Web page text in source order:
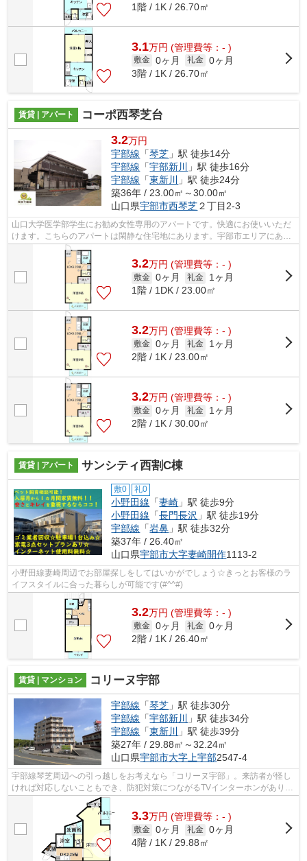
1階 / 1K / 26.70㎡
3.1万円 (管理費等：- )
敷金 0ヶ月 礼金 0ヶ月
3階 / 1K / 26.70㎡
賃貸 | アパート コーポ西琴芝台
3.2万円
宇部線 「琴芝 」駅 徒歩14分
宇部線 「宇部新川
」駅 徒歩16分
宇部線 「東新川
」駅 徒歩24分
築36年 / 23.00㎡～30.00㎡
山口県宇部市西琴芝２丁目2-3
山口大学医学部学生にお勧め女性専用のアパートです。快適にお使いいただ
けます。こちらのアパートは閑静な住宅地にあります。宇部市エリアにある
賃貸情報のことなら、地域に密着した...
3.2万円 (管理費等：- )
敷金 0ヶ月 礼金
1ヶ月
1階 / 1DK / 23.00㎡
3.2万円 (管理費等：- )
敷金 0ヶ月 礼金
1ヶ月
2階 / 1K / 23.00㎡
3.2万円 (管理費等：- )
敷金 0ヶ月 礼金
1ヶ月
2階 / 1K / 30.00㎡
賃貸 | アパート サンシティ西割C棟
敷0 礼0
小野田線 「妻崎 」駅 徒歩9分
小野田線 「長門長沢 」駅 徒歩19分
宇部線 「岩鼻 」駅 徒歩32分
築37年 / 26.40㎡
山口県宇部市大字妻崎開作1113-2
小野田線妻崎周辺でお部屋探しをしてはいかがでしょう☆きっとお客様のラ
イフスタイルに合った暮らしが可能です(#^^#)
3.2万円 (管理費等：- )
敷金 0ヶ月 礼金 0ヶ月
2階 / 1K / 26.40㎡
賃貸 | マンション コリーヌ宇部
宇部線 「琴芝 」駅 徒歩30分
宇部線 「宇部新川
」駅 徒歩34分
宇部線 「東新川
」駅 徒歩39分
築27年 / 29.88㎡～32.24㎡
山口県宇部市大字上宇部2547-4
宇部線琴芝周辺への引っ越しをお考えなら「コリーヌ宇部」。来訪者が怪し
ければ対応しないこともでき、防犯対策につながるTVインターホンがありま
す。洗面化粧台が付いているので、洗...
3.3万円 (管理費等：- )
敷金 0ヶ月 礼金 0ヶ月
4階 / 1K / 29.88㎡